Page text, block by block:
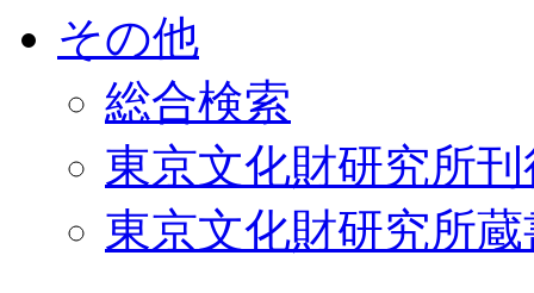
その他
総合検索
東京文化財研究所
東京文化財研究所